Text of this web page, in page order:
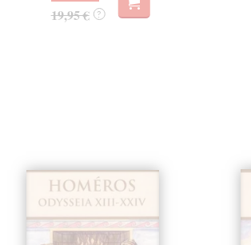
19,95 € ?